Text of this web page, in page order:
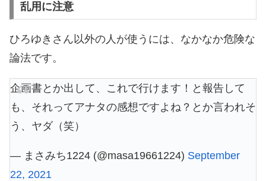
乱用に注意
ひろゆきさん以外の人が使うには、なかなか危険な
論法です。
企画書とか出して、これで行けます！と報告して
も、それってアナタの感想ですよね？とか言われそ
う、ヤダ（笑）
— まさみち1224 (@masa19661224) September
22, 2021